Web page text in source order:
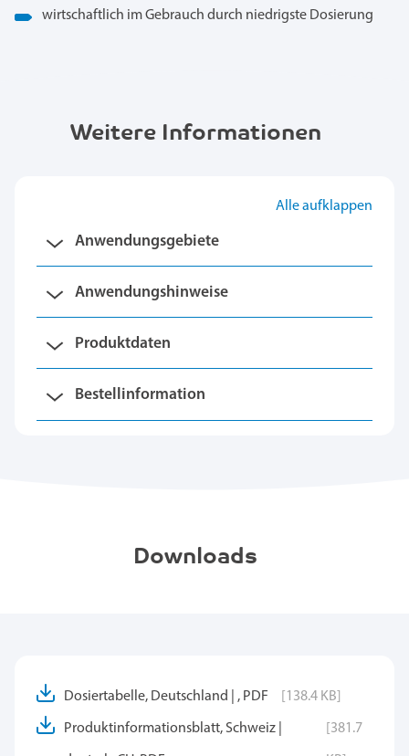
wirtschaftlich im Gebrauch durch niedrigste Dosierung
Weitere Informationen
Alle aufklappen
Anwendungsgebiete
Anwendungshinweise
Produktdaten
Bestellinformation
Downloads
Dosiertabelle, Deutschland | , PDF [138.4 KB]
Produktinformationsblatt, Schweiz | [381.7